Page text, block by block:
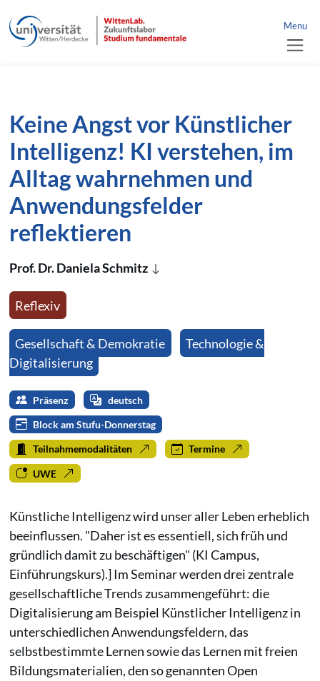
Menu
schließen
Keine Angst vor Künstlicher
Intelligenz! KI verstehen, im
Alltag wahrnehmen und
Anwendungsfelder
reflektieren
Prof. Dr. Daniela Schmitz
Reflexiv
Gesellschaft & Demokratie
Technologie &
Digitalisierung
Präsenz deutsch
Block am Stufu-Donnerstag
Teilnahmemodalitäten Termine
UWE
Künstliche Intelligenz wird unser aller Leben erheblich
beeinflussen. "Daher ist es essentiell, sich früh und
gründlich damit zu beschäftigen" (KI Campus,
Einführungskurs).] Im Seminar werden drei zentrale
gesellschaftliche Trends zusammengeführt: die
Digitalisierung am Beispiel Künstlicher Intelligenz in
unterschiedlichen Anwendungsfeldern, das
selbstbestimmte Lernen sowie das Lernen mit freien
Bildungsmaterialien, den so genannten Open